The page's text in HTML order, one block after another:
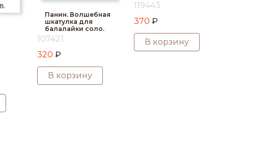
Панин. Волшебная
шкатулка для
балалайки соло.
107421
320 ₽
В корзину
119443
370 ₽
В корзину